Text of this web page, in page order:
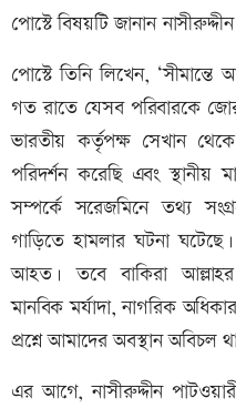
পোস্টে বিষয়টি জানান
পোস্টে তিনি লিখেন,
গত রাতে যেসব পরিবারকে
ভারতীয় কর্তৃপক্ষ সেখান
পরিদর্শন করেছি এবং স্থানীয়
সম্পর্কে সরেজমিনে তথ্য
গাড়িতে হামলার ঘটনা
আহত। তবে বাকিরা
মানবিক মর্যাদা, নাগরিক
প্রশ্নে আমাদের অবস্থান অবিচল
এর আগে, নাসীরুদ্দীন